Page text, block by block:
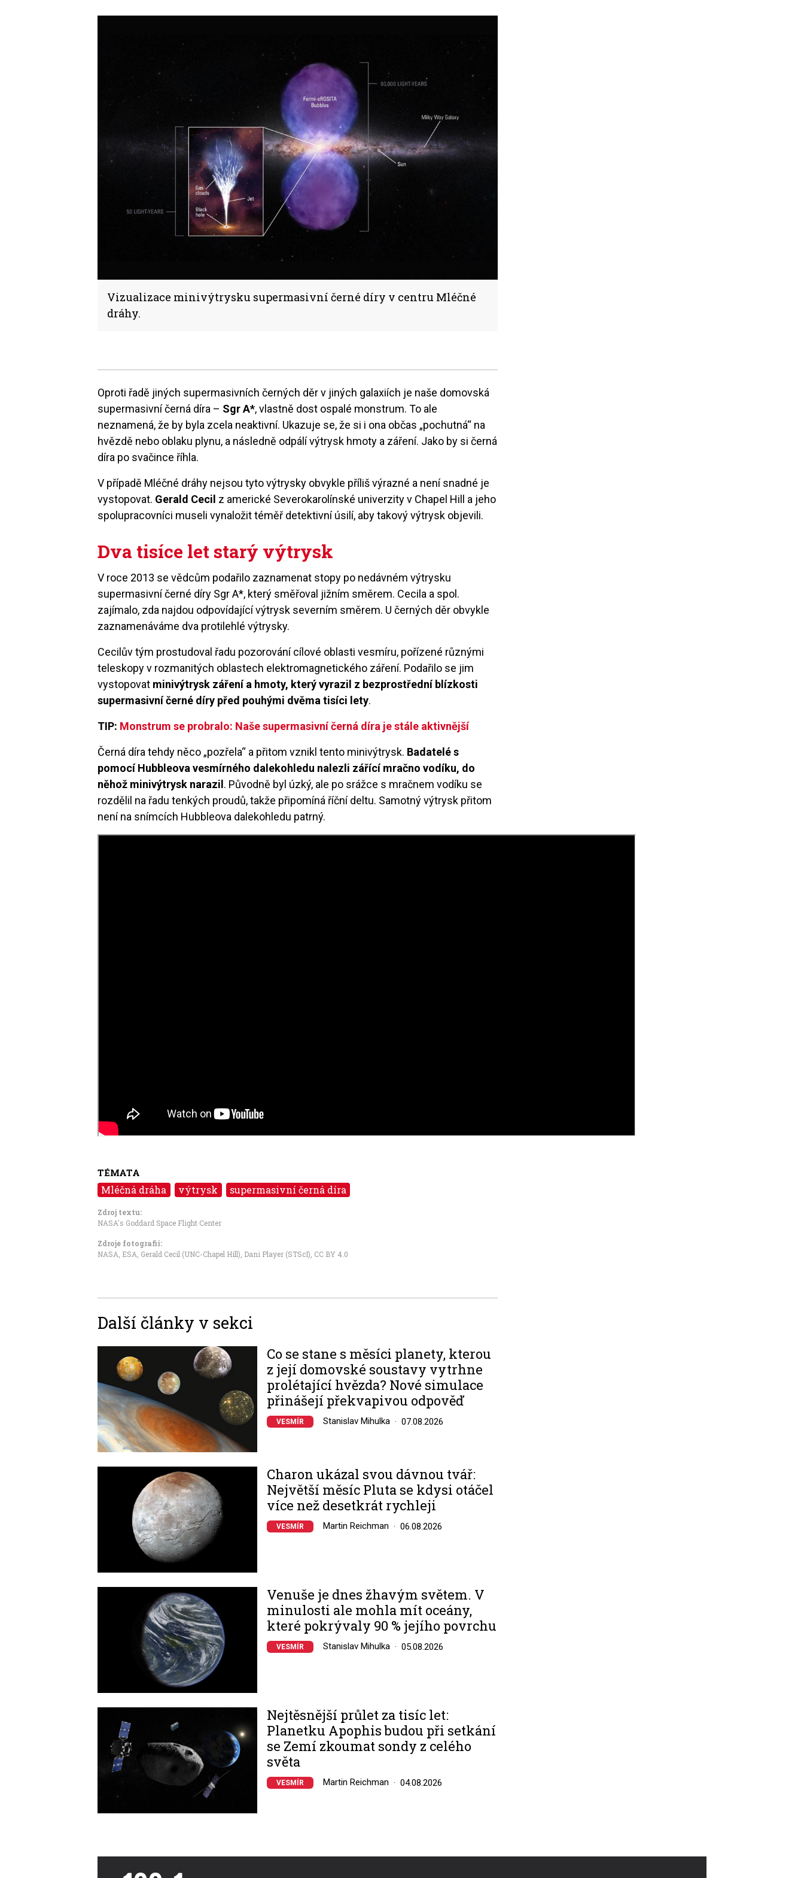
Vizualizace minivýtrysku supermasivní černé díry v centru Mléčné
dráhy.
Oproti řadě jiných supermasivních černých děr v jiných galaxiích je naše domovská
supermasivní černá díra – Sgr A*, vlastně dost ospalé monstrum. To ale
neznamená, že by byla zcela neaktivní. Ukazuje se, že si i ona občas „pochutná“ na
hvězdě nebo oblaku plynu, a následně odpálí výtrysk hmoty a záření. Jako by si černá
díra po svačince říhla.
V případě Mléčné dráhy nejsou tyto výtrysky obvykle příliš výrazné a není snadné je
vystopovat. Gerald Cecil z americké Severokarolínské univerzity v Chapel Hill a jeho
spolupracovníci museli vynaložit téměř detektivní úsilí, aby takový výtrysk objevili.
Dva tisíce let starý výtrysk
V roce 2013 se vědcům podařilo zaznamenat stopy po nedávném výtrysku
supermasivní černé díry Sgr A*, který směřoval jižním směrem. Cecila a spol.
zajímalo, zda najdou odpovídající výtrysk severním směrem. U černých děr obvykle
zaznamenáváme dva protilehlé výtrysky.
Cecilův tým prostudoval řadu pozorování cílové oblasti vesmíru, pořízené různými
teleskopy v rozmanitých oblastech elektromagnetického záření. Podařilo se jim
vystopovat minivýtrysk záření a hmoty, který vyrazil z bezprostřední blízkosti
supermasivní černé díry před pouhými dvěma tisíci lety.
TIP: Monstrum se probralo: Naše supermasivní černá díra je stále aktivnější
Černá díra tehdy něco „pozřela“ a přitom vznikl tento minivýtrysk. Badatelé s
pomocí Hubbleova vesmírného dalekohledu nalezli zářící mračno vodíku, do
něhož minivýtrysk narazil . Původně byl úzký, ale po srážce s mračnem vodíku se
rozdělil na řadu tenkých proudů, takže připomíná říční deltu. Samotný výtrysk přitom
není na snímcích Hubbleova dalekohledu patrný.
TÉMATA
Mléčná dráha výtrysk supermasivní černá díra
Zdroj textu:
NASA's Goddard Space Flight Center
Zdroje fotografii:
NASA, ESA, Gerald Cecil (UNC-Chapel Hill), Dani Player (STScI) CC BY 4.0
Další články v sekci
Co se stane s měsíci planety, kterou
z její domovské soustavy vytrhne
prolétající hvězda? Nové simulace
přinášejí překvapivou odpověď
VESMÍR Stanislav Mihulka 07.08.2026
Charon ukázal svou dávnou tvář:
Největší měsíc Pluta se kdysi otáčel
více než desetkrát rychleji
VESMÍR Martin Reichman 06.08.2026
Venuše je dnes žhavým světem. V
minulosti ale mohla mít oceány,
které pokrývaly 90 % jejího povrchu
VESMÍR Stanislav Mihulka 05.08.2026
Nejtěsnější průlet za tisíc let:
Planetku Apophis budou při setkání
se Zemí zkoumat sondy z celého
světa
VESMÍR Martin Reichman 04.08.2026